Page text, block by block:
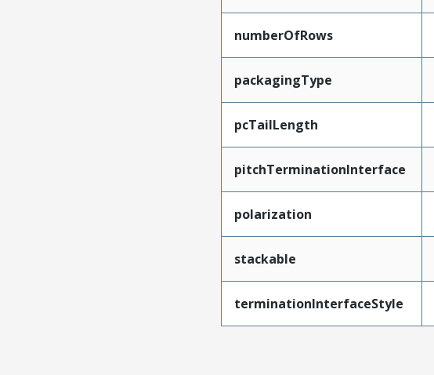
numberOfRows
packagingType
pcTailLength
pitchTerminationInterface
polarization
stackable
terminationInterfaceStyle